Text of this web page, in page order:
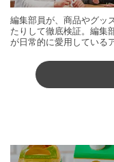
編集部員が、商品やグッ
たりして徹底検証。編集
が日常的に愛用している